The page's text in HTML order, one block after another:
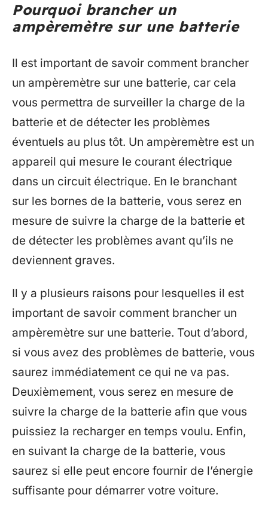
Pourquoi brancher un
ampèremètre sur une batterie
Il est important de savoir comment brancher
un ampèremètre sur une batterie, car cela
vous permettra de surveiller la charge de la
batterie et de détecter les problèmes
éventuels au plus tôt. Un ampèremètre est un
appareil qui mesure le courant électrique
dans un circuit électrique. En le branchant
sur les bornes de la batterie, vous serez en
mesure de suivre la charge de la batterie et
de détecter les problèmes avant qu’ils ne
deviennent graves.
Il y a plusieurs raisons pour lesquelles il est
important de savoir comment brancher un
ampèremètre sur une batterie. Tout d’abord,
si vous avez des problèmes de batterie, vous
saurez immédiatement ce qui ne va pas.
Deuxièmement, vous serez en mesure de
suivre la charge de la batterie afin que vous
puissiez la recharger en temps voulu. Enfin,
en suivant la charge de la batterie, vous
saurez si elle peut encore fournir de l’énergie
suffisante pour démarrer votre voiture.